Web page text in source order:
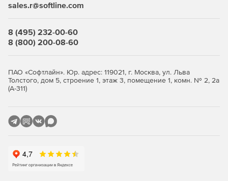
обновления и обслуживания.
Широкие возможности интеграции – готовые шлюзы
операторами ЮЗДО, с другими ИТ системами через
XML или web-сервисы, используя открытый API.
самостоятельного брендирования, языковой
sales.r@softline.com
8 (495) 232-00-60
8 (800) 200-08-60
ПАО «Софтлайн». Юр. адрес: 119021, г. Москва, ул. Льва
Толстого, дом 5, строение 1, этаж 3, помещение 1, комн. № 2, 2а
(А-311)